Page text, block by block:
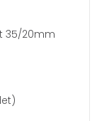
35/20mm